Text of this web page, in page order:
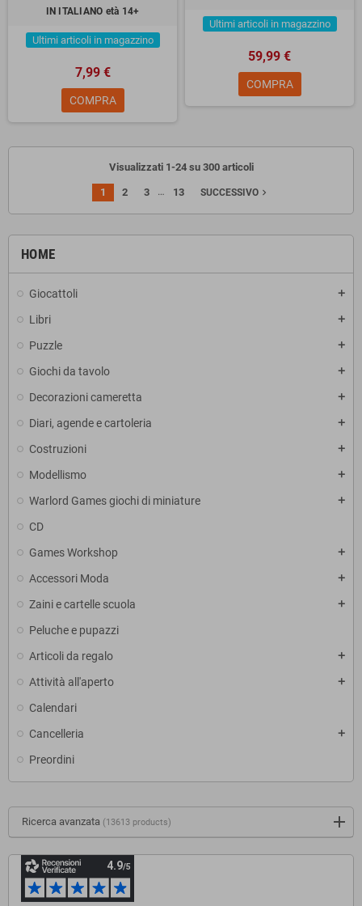
HOME
Giocattoli add
Libri add
Puzzle add
Giochi da tavolo add
Decorazioni cameretta add
Diari, agende e cartoleria add
Costruzioni add
Modellismo add
Warlord Games giochi di miniature add
CD
Games Workshop
add
Accessori Moda add
Zaini e cartelle scuola add
Peluche e pupazzi
Articoli da regalo
add
Attività all'aperto add
Calendari
Cancelleria
add
Preordini
Ricerca avanzata (13613 products)
IN ITALIANO età 14+
Ultimi articoli in magazzino
7,99 €
COMPRA
Ultimi articoli in magazzino
59,99 €
COMPRA
Visualizzati 1-24 su 300 articoli
1 2 3 … 13 SUCCESSIVO navigate_next